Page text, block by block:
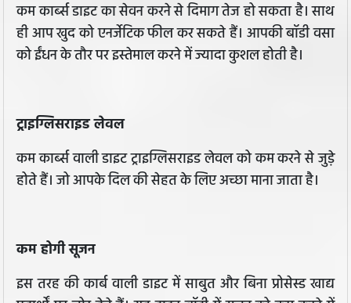
कम कार्ब्स डाइट का सेवन करने से दिमाग तेज हो सकता है। साथ
ही आप खुद को एनर्जेटिक फील कर सकते हैं। आपकी बॉडी वसा
को ईंधन के तौर पर इस्तेमाल करने में ज्यादा कुशल होती है।
ट्राइग्लिसराइड लेवल
कम कार्ब्स वाली डाइट ट्राइग्लिसराइड लेवल को कम करने से जुड़े
होते हैं। जो आपके दिल की सेहत के लिए अच्छा माना जाता है।
कम होगी सूजन
इस तरह की कार्ब वाली डाइट में साबुत और बिना प्रोसेस्ड खाद्य